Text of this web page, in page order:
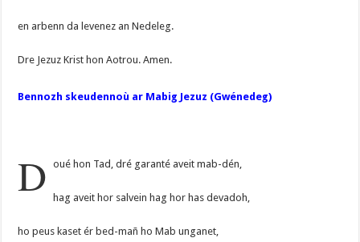
en arbenn da levenez an Nedeleg.
Dre Jezuz Krist hon Aotrou. Amen.
Bennozh skeudennoù ar Mabig Jezuz (Gwénedeg)
D oué hon Tad, dré garanté aveit mab-dén,
hag aveit hor salvein hag hor has devadoh,
ho peus kaset ér bed-mañ ho Mab unganet,